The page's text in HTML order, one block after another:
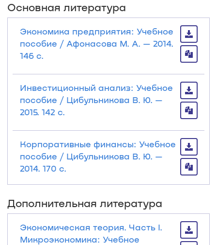
Основная литература
Экономика предприятия: Учебное
пособие / Афонасова М. А. — 2014.
146 с.
Инвестиционный анализ: Учебное
пособие / Цибульникова В. Ю. —
2015. 142 с.
Корпоративные финансы: Учебное
пособие / Цибульникова В. Ю. —
2014. 170 с.
Дополнительная литература
Экономическая теория. Часть I.
Микроэкономика: Учебное